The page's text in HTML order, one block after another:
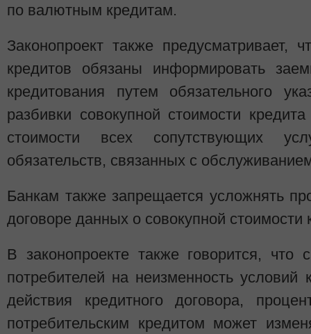
по валютным кредитам.
Законопроект также предусматривает,
кредитов обязаны информировать
кредитования путем обязательного
разбивки совокупной стоимости
стоимости всех сопутствующих
обязательств, связанных с
Банкам также запрещается усложнять
договоре данных о совокупной стоимости
В законопроекте также говорится, что
потребителей на неизменность условий
действия кредитного договора,
потребительским кредитом может